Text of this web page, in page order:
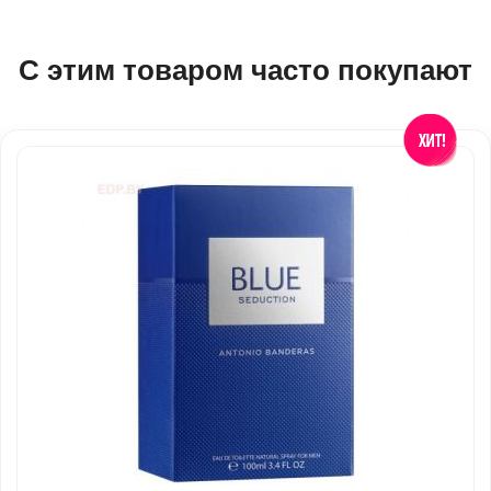
С этим товаром часто покупают